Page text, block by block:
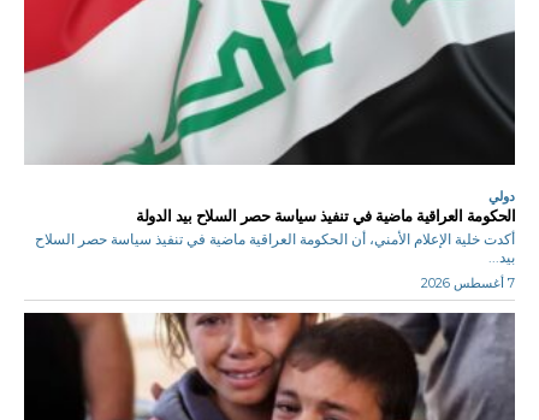
دولي
الحكومة العراقية ماضية في تنفيذ سياسة حصر السلاح بيد الدولة
أكدت خلية الإعلام الأمني، أن الحكومة العراقية ماضية في تنفيذ سياسة حصر السلاح
بيد...
7 أغسطس 2026